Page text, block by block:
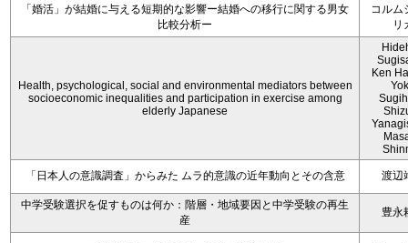
「婚活」が結婚に与える短期的な影響ー結婚への移行に関する男女
比較分析ー
コルム
リ
Health, psychological, social and environmental mediators between
socioeconomic inequalities and participation in exercise among
elderly Japanese
Ken
「日本人の意識調査」からみた ムラ的意識の近年動向とその含意 渡辺
中学受験選択を促すものは何か：階層・地域要因と中学受験の再生
産
豊永